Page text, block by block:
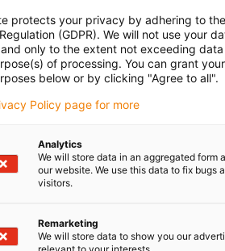
den verschiedensten
protects your privacy by adhering to
(GDPR). We will not use your
only to the extent not exceeding
of processing. You can grant
below or by clicking "Agree to all".
Policy page for more
Analytics
We will store data in an aggregated form
our website. We use this data to fix bugs
visitors.
Remarketing
We will store data to show you our